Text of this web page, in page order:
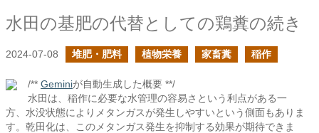
水田の基肥の代替としての鶏糞の続き
2024-07-08 堆肥・肥料 植物栄養 家畜糞 稲作
/** Geminiが自動生成した概要 **/
水田は、稲作に必要な水管理の容易さという利点がある一
方、水没状態によりメタンガスが発生しやすいという側面もありま
す。乾田化は、このメタンガス発生を抑制する効果が期待できま